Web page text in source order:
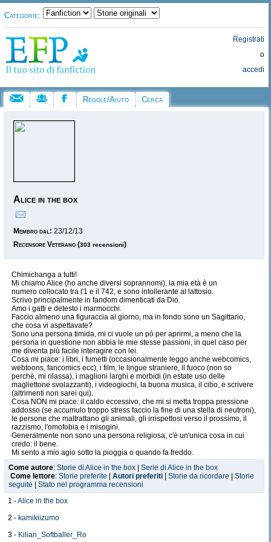
Categorie:
Registrati
o
accedi
Regole/Aiuto Cerca
Alice in the box
Membro dal: 23/12/13
Recensore Veterano (303 recensioni)
Chimichanga a tutti!
Mi chiamo Alice (ho anche diversi soprannomi), la mia età è un
numero collocato tra l'1 e il 742, e sono intollerante al lattosio.
Scrivo principalmente in fandom dimenticati da Dio.
Amo i gatti e detesto i marmocchi.
Faccio almeno una figuraccia al giorno, ma in fondo sono un Sagittario,
che cosa vi aspettavate?
Sono una persona timida, mi ci vuole un pò per aprirmi, a meno che la
persona in questione non abbia le mie stesse passioni, in quel caso per
me diventa più facile interagire con lei.
Cosa mi piace: i libri, i fumetti (occasionalmente leggo anche webcomics,
webtoons, fancomics ecc), i film, le lingue straniere, il fuoco (non so
perchè, mi rilassa), i maglioni larghi e morbidi (in estate uso delle
magliettone svolazzanti), i videogiochi, la buona musica, il cibo, e scrivere
(altrimenti non sarei qui).
Cosa NON mi piace: il caldo eccessivo, che mi si metta troppa pressione
addosso (se accumulo troppo stress faccio la fine di una stella di neutroni),
le persone che maltrattano gli animali, gli irrispettosi verso il prossimo, il
razzismo, l'omofobia e i misogini.
Generalmente non sono una persona religiosa, c'è un'unica cosa in cui
credo: il bene.
Mi sento a mio agio sotto la pioggia o quando fa freddo.
Se fossi un peccato capitale sarei l'accidia (o ozio, che dir si voglia).
"Ridono di me perchè sono diversa, rido di loro perchè sono tutti uguali"
"Se ho paura per il mio futuro? Con una crisi del genere chiunque avrebbe
paura!"
"E se invece di andare a scuola bazzicassi in giro dipingendo l'intera città
"E' bello essere vivi"
Grazie di aver letto!
Come autore: Storie di Alice in the box
Serie di Alice in the box
Come lettore: Storie preferite Autori preferiti Storie da ricordare
Storie
seguite
Stato nel programma recensioni
1 -Alice in the box
2 - kamikiizumo
3 - Kilian_Softballer_Ro